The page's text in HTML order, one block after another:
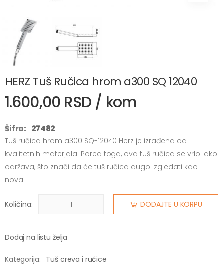
HERZ Tuš Ručica hrom a300 SQ 12040
1.600,00 RSD / kom
Šifra: 27482
Tuš ručica hrom a300 SQ-12040 Herz je izrađena od
kvalitetnih materjala. Pored toga, ova tuš ručica se vrlo lako
održava, što znači da će tuš ručica dugo izgledati kao
nova.
Količina: DODAJTE U KORPU
Dodaj na listu želja
Kategorija: Tuš creva i ručice